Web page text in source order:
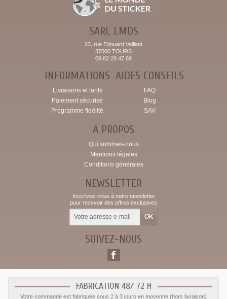
SARL LMDS
23, rue Edouard Vaillant
37000 TOURS
09 82 28 47 69
INFORMATIONS
Livraisons et tarifs
Paiement sécurisé
Programme fidélité
AIDES CONSEILS
FAQ
Blog
SAV
A PROPOS
Qui sommes-nous
Mentions légales
Conditions générales
NEWSLETTER
Inscrivez-vous à notre newsletter
pour recevoir des offres exclusives
SUIVEZ-NOUS
FABRICATION 48/ 72 H
Votre commande est fabriquée sous 2 à 3 jours en moyenne (hors livraison)